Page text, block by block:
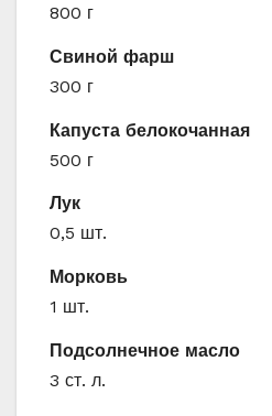
800 г
Свиной фарш
300 г
Капуста белокочанная
500 г
Лук
0,5 шт.
Морковь
1 шт.
Подсолнечное масло
3 ст. л.